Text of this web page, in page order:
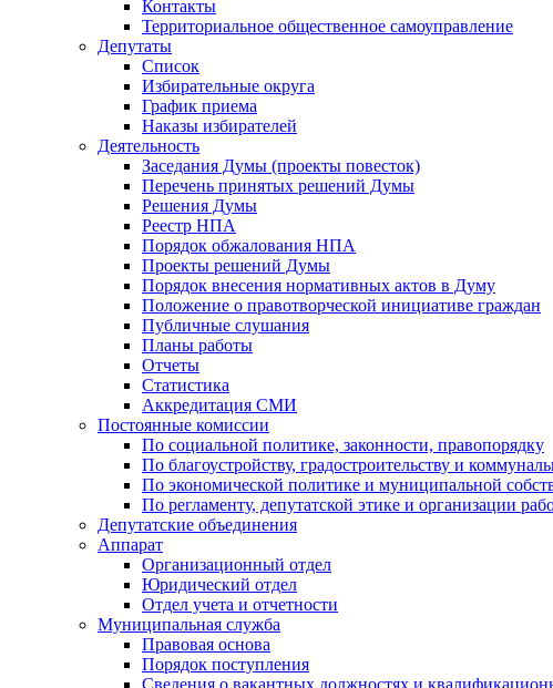
Контакты
Территориальное общественное самоуправление
Депутаты
Список
Избирательные округа
График приема
Наказы избирателей
Деятельность
Заседания Думы (проекты повесток)
Перечень принятых решений Думы
Решения Думы
Реестр НПА
Порядок обжалования НПА
Проекты решений Думы
Порядок внесения нормативных актов в Думу
Положение о правотворческой инициативе граждан
Публичные слушания
Планы работы
Отчеты
Статистика
Аккредитация СМИ
Постоянные комиссии
По социальной политике, законности, правопорядку
По благоустройству, градостроительству и
По экономической политике и муниципальной
По регламенту, депутатской этике и организации
Депутатские объединения
Аппарат
Организационный отдел
Юридический отдел
Отдел учета и отчетности
Муниципальная служба
Правовая основа
Порядок поступления